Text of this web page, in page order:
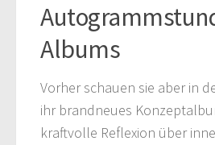
Albums
Vorher schauen sie aber in
ihr brandneues
kraftvolle Reflexion über